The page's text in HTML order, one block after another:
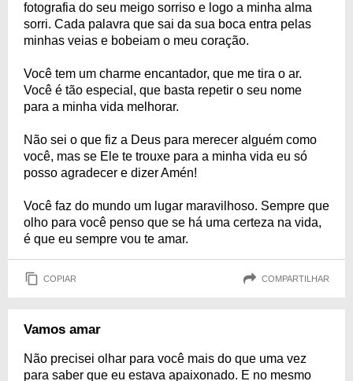
fotografia do seu meigo sorriso e logo a minha alma
sorri. Cada palavra que sai da sua boca entra pelas
minhas veias e bobeiam o meu coração.
Você tem um charme encantador, que me tira o ar.
Você é tão especial, que basta repetir o seu nome
para a minha vida melhorar.
Não sei o que fiz a Deus para merecer alguém como
você, mas se Ele te trouxe para a minha vida eu só
posso agradecer e dizer Amén!
Você faz do mundo um lugar maravilhoso. Sempre que
olho para você penso que se há uma certeza na vida,
é que eu sempre vou te amar.
COPIAR COMPARTILHAR
Vamos amar
Não precisei olhar para você mais do que uma vez
para saber que eu estava apaixonado. E no mesmo